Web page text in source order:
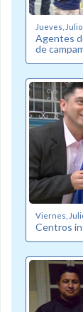
Jueves, Julio
Agentes
de
Viernes,
Centros